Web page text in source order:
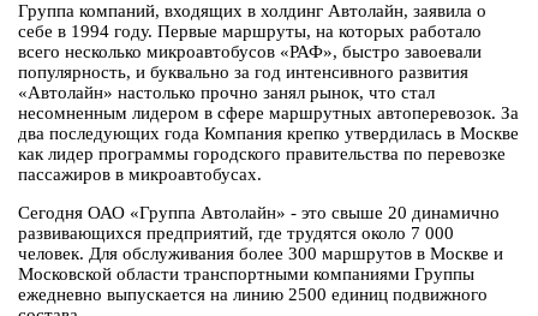
Группа компаний, входящих в холдинг Автолайн, заявила о
себе в 1994 году. Первые маршруты, на которых работало
всего несколько микроавтобусов «РАФ», быстро завоевали
популярность, и буквально за год интенсивного развития
«Автолайн» настолько прочно занял рынок, что стал
несомненным лидером в сфере маршрутных автоперевозок. За
два последующих года Компания крепко утвердилась в Москве
как лидер программы городского правительства по перевозке
пассажиров в микроавтобусах.
Сегодня ОАО «Группа Автолайн» - это свыше 20 динамично
развивающихся предприятий, где трудятся около 7 000
человек. Для обслуживания более 300 маршрутов в Москве и
Московской области транспортными компаниями Группы
ежедневно выпускается на линию 2500 единиц подвижного